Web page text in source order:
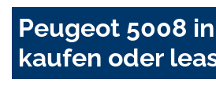
Peugeot 5008
kaufen oder